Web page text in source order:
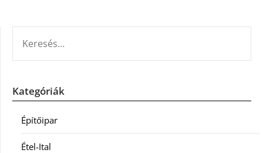
Kategóriák
Építőipar
Étel-Ital